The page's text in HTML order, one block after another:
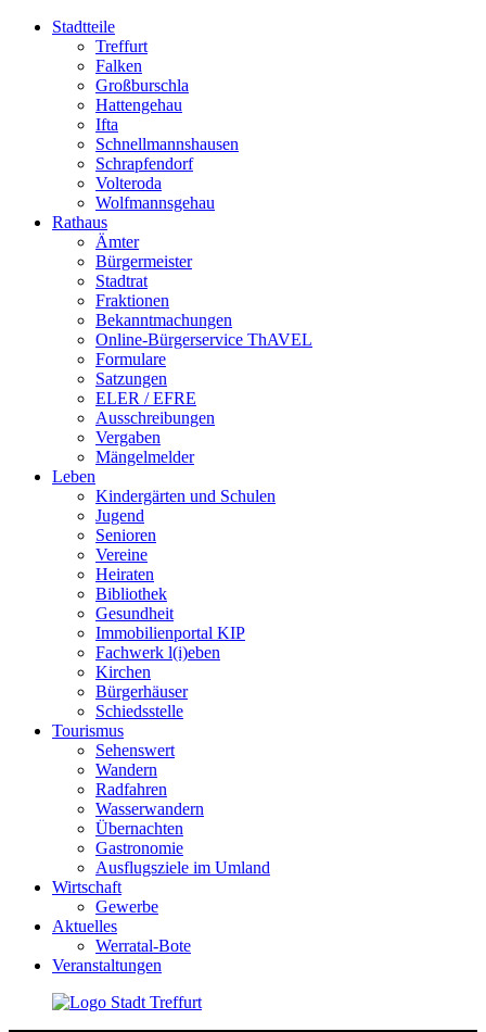
Stadtteile
Treffurt
Falken
Großburschla
Hattengehau
Ifta
Schnellmannshausen
Schrapfendorf
Volteroda
Wolfmannsgehau
Rathaus
Ämter
Bürgermeister
Stadtrat
Fraktionen
Bekanntmachungen
Online-Bürgerservice ThAVEL
Formulare
Satzungen
ELER / EFRE
Ausschreibungen
Vergaben
Mängelmelder
Leben
Kindergärten und Schulen
Jugend
Senioren
Vereine
Heiraten
Bibliothek
Gesundheit
Immobilienportal KIP
Fachwerk l(i)eben
Kirchen
Bürgerhäuser
Schiedsstelle
Tourismus
Sehenswert
Wandern
Radfahren
Wasserwandern
Übernachten
Gastronomie
Ausflugsziele im Umland
Wirtschaft
Gewerbe
Aktuelles
Werratal-Bote
Veranstaltungen